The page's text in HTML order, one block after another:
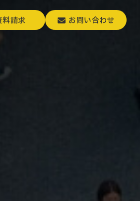
料請求 お問い合わせ